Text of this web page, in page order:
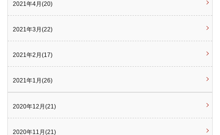
2021年4月(20)
2021年3月(22)
2021年2月(17)
2021年1月(26)
2020年12月(21)
2020年11月(21)